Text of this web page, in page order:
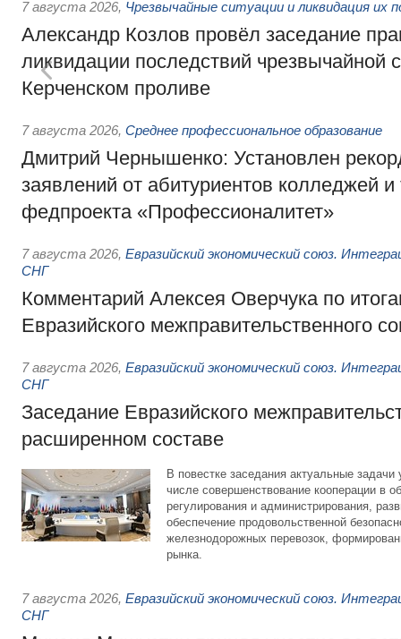
7 августа 2026, Чрезвычайные ситуации и ликвидация их
Александр Козлов провёл заседание
ликвидации последствий чрезвычайной
Керченском проливе
7 августа 2026, Среднее профессиональное образование
Дмитрий Чернышенко: Установлен
заявлений от абитуриентов колледжей и
федпроекта «Профессионалитет»
7 августа 2026, Евразийский экономический союз.
СНГ
Комментарий Алексея Оверчука по
Евразийского межправительственного
7 августа 2026, Евразийский экономический союз.
СНГ
Заседание Евразийского
расширенном составе
В повестке заседания актуальные задачи
числе совершенствование кооперации в
регулирования и администрирования,
обеспечение продовольственной
железнодорожных перевозок,
рынка.
7 августа 2026, Евразийский экономический союз.
СНГ